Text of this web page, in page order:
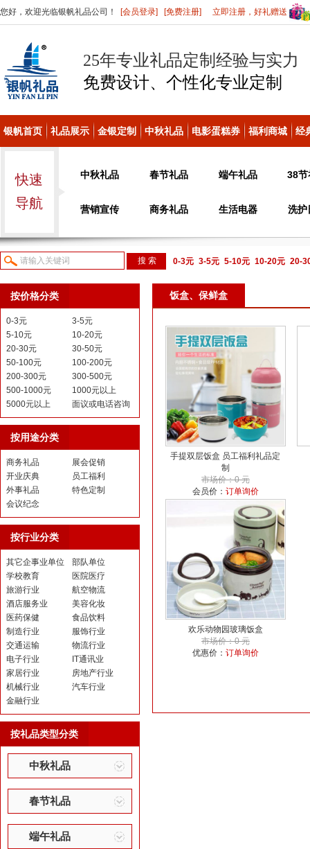
您好，欢迎光临银帆礼品公司！ [会员登录] [免费注册] 立即注册，好礼赠送
25年专业礼品定制经验与实力
免费设计、个性化专业定制
银帆首页 礼品展示 金银定制 中秋礼品 电影蛋糕券 福利商城 经
快速
导航
中秋礼品 春节礼品 端午礼品 38节
营销宣传 商务礼品 生活电器 洗护
0-3元 3-5元 5-10元 10-20元 20-
议或电话咨询
按价格分类
0-3元
3-5元
5-10元
10-20元
20-30元
30-50元
50-100元
100-200元
200-300元
300-500元
500-1000元
1000元以上
5000元以上
面议或电话咨询
按用途分类
商务礼品
展会促销
开业庆典
员工福利
外事礼品
特色定制
会议纪念
按行业分类
其它企事业单位
部队单位
学校教育
医院医疗
旅游行业
航空物流
酒店服务业
美容化妆
医药保健
食品饮料
制造行业
服饰行业
交通运输
物流行业
电子行业
IT通讯业
家居行业
房地产行业
机械行业
汽车行业
金融行业
按礼品类型分类
中秋礼品
春节礼品
端午礼品
饭盒、保鲜盒
手提双层饭盒 员工福利礼品定
制
市场价：0 元
会员价： 订单询价
欢乐动物园玻璃饭盒
市场价：0 元
优惠价： 订单询价